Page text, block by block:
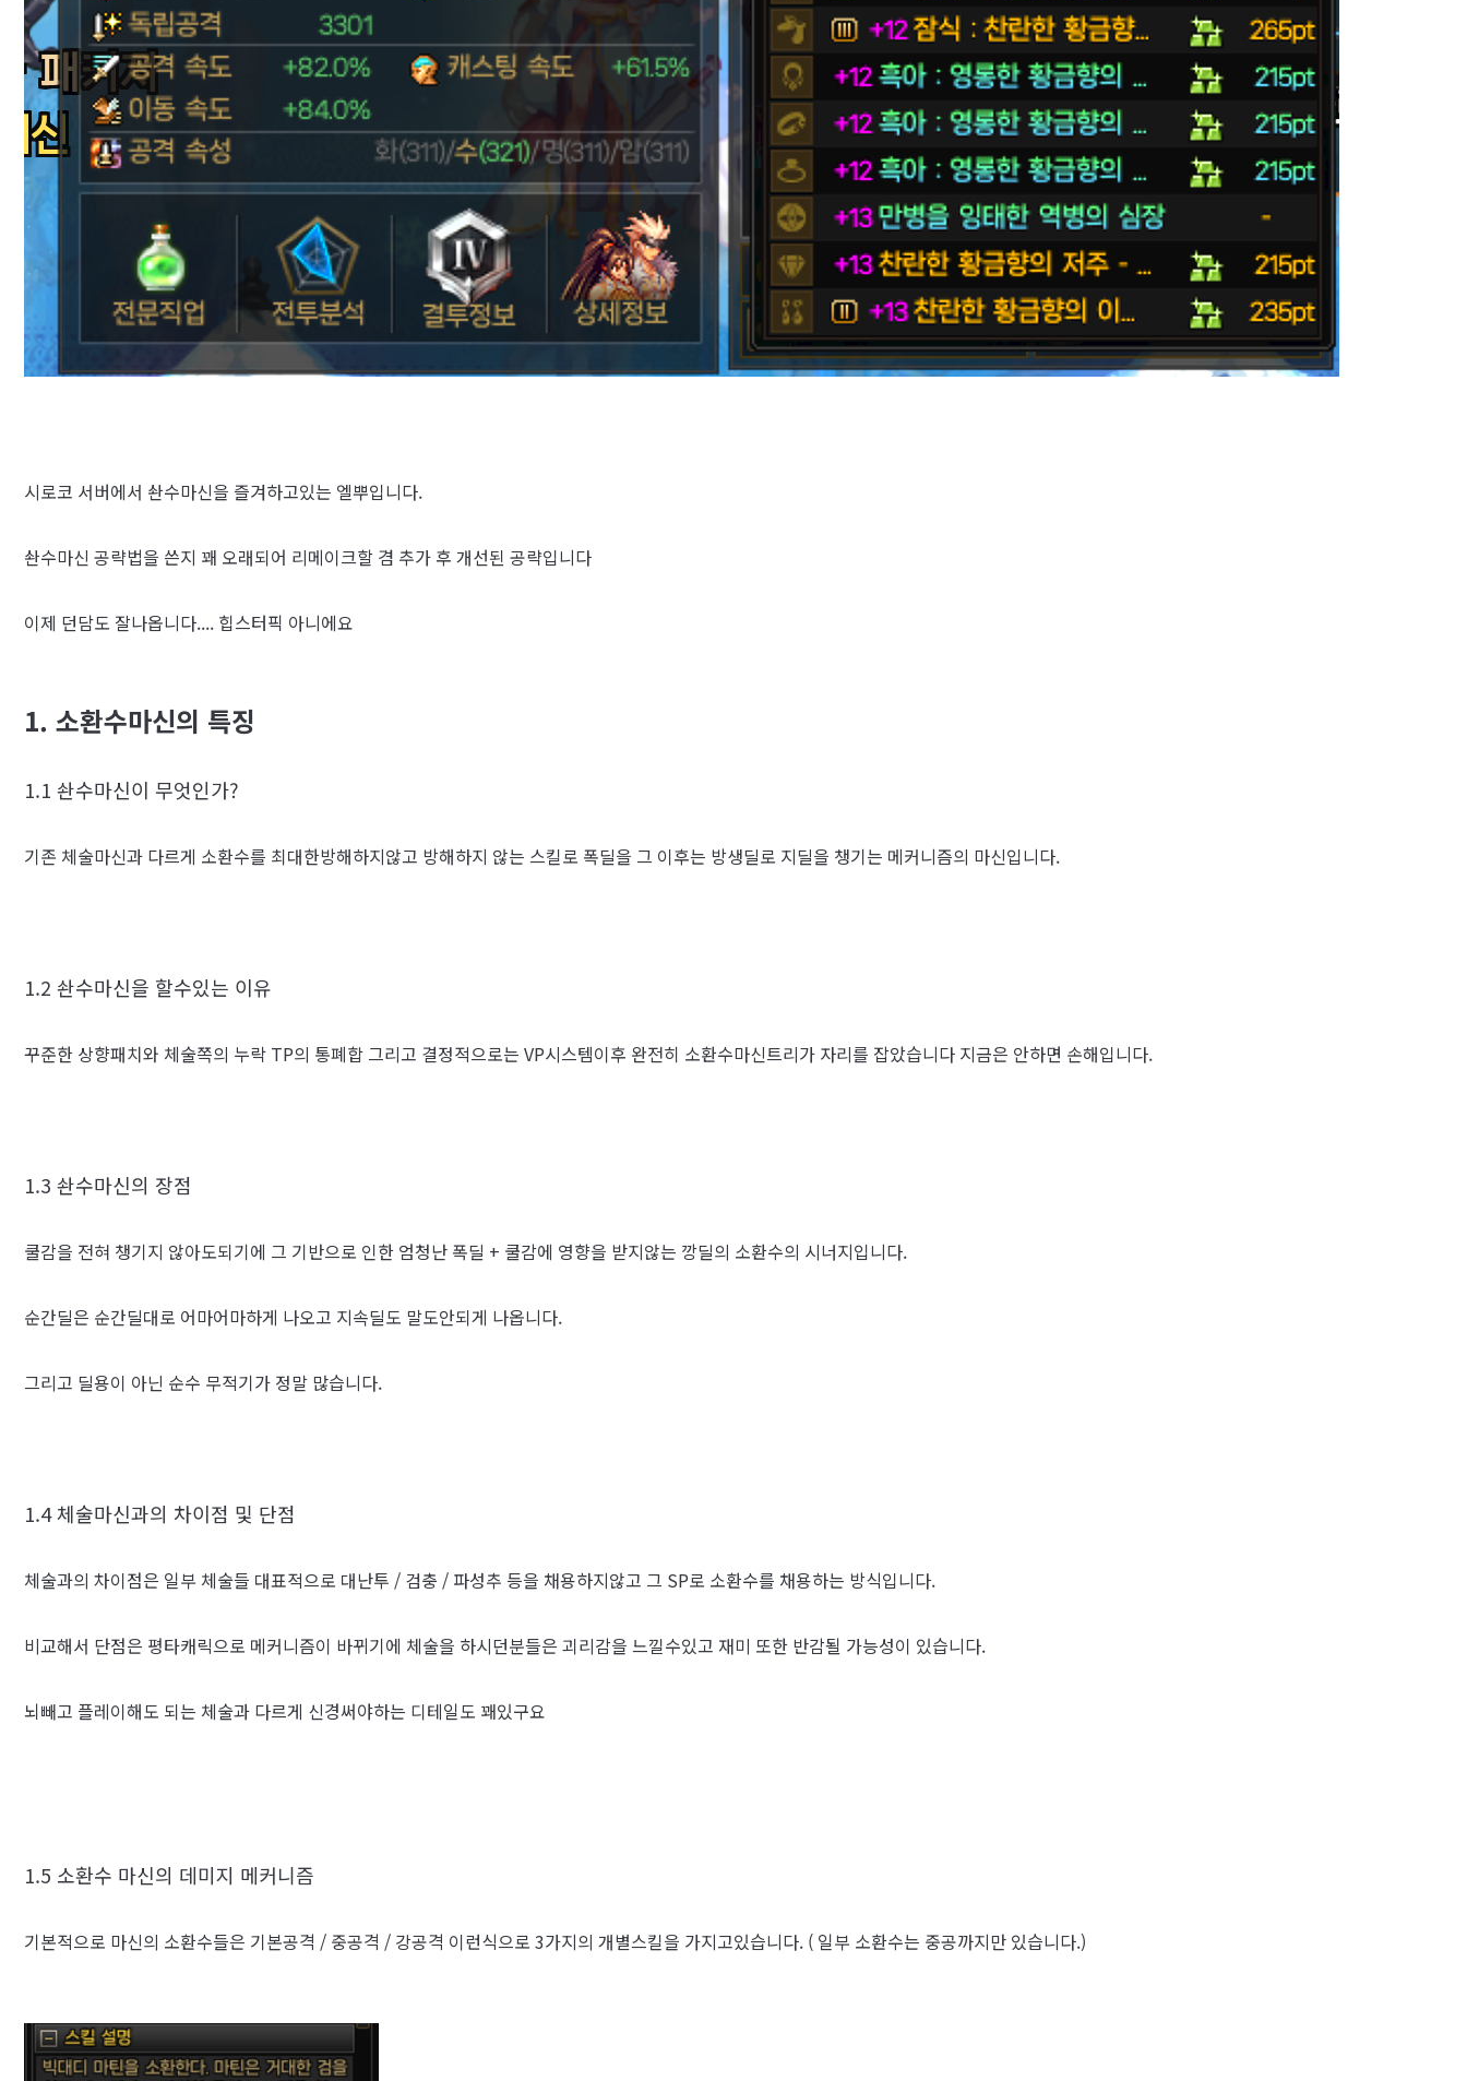
시로코 서버에서 솬수마신을 즐겨하고있는 엘뿌입니다.
솬수마신 공략법을 쓴지 꽤 오래되어 리메이크할 겸 추가 후 개선된 공략입니다
이제 던담도 잘나옵니다.... 힙스터픽 아니에요
1. 소환수마신의 특징
1.1 솬수마신이 무엇인가?
기존 체술마신과 다르게 소환수를 최대한방해하지않고 방해하지 않는 스킬로 폭딜을 그 이후는 방생딜로 지딜을 챙기는 메커니즘의 마신입니다.
1.2 솬수마신을 할수있는 이유
꾸준한 상향패치와 체술쪽의 누락 TP의 통폐합 그리고 결정적으로는 VP시스템이후 완전히 소환수마신트리가 자리를 잡았습니다 지금은 안하면 손해입니다.
1.3 솬수마신의 장점
쿨감을 전혀 챙기지 않아도되기에 그 기반으로 인한 엄청난 폭딜 + 쿨감에 영향을 받지않는 깡딜의 소환수의 시너지입니다.
순간딜은 순간딜대로 어마어마하게 나오고 지속딜도 말도안되게 나옵니다.
그리고 딜용이 아닌 순수 무적기가 정말 많습니다.
1.4 체술마신과의 차이점 및 단점
체술과의 차이점은 일부 체술들 대표적으로 대난투 / 검충 / 파성추 등을 채용하지않고 그 SP로 소환수를 채용하는 방식입니다.
비교해서 단점은 평타캐릭으로 메커니즘이 바뀌기에 체술을 하시던분들은 괴리감을 느낄수있고 재미 또한 반감될 가능성이 있습니다.
뇌빼고 플레이해도 되는 체술과 다르게 신경써야하는 디테일도 꽤있구요
1.5 소환수 마신의 데미지 메커니즘
기본적으로 마신의 소환수들은 기본공격 / 중공격 / 강공격 이런식으로 3가지의 개별스킬을 가지고있습니다. ( 일부 소환수는 중공까지만 있습니다.)